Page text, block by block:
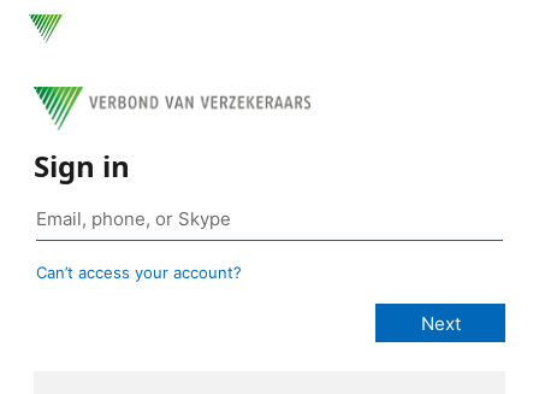
Sign in
Can’t access your account?